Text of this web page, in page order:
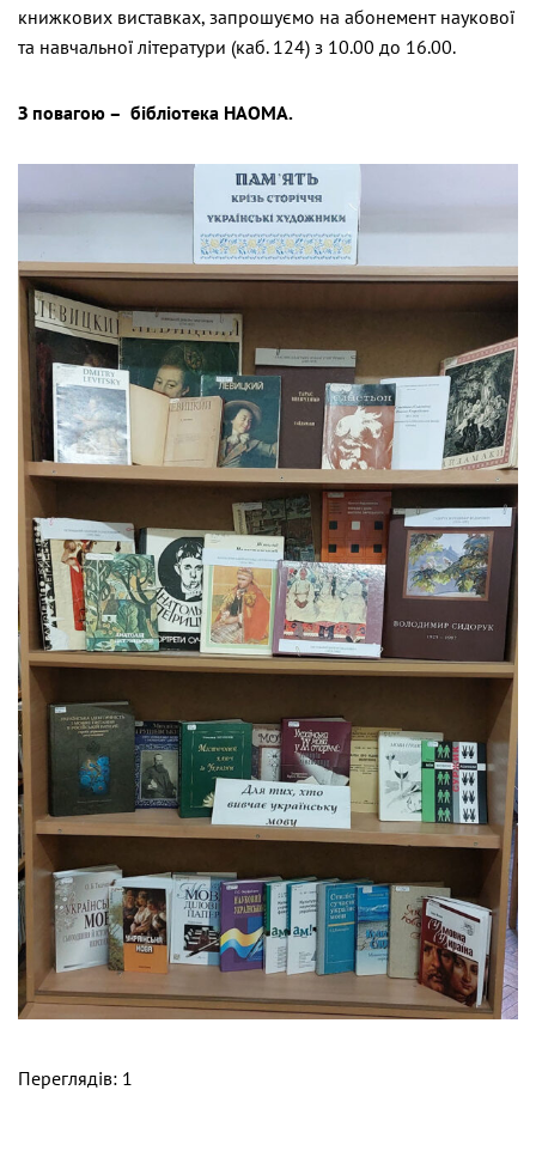
книжкових виставках, запрошуємо на абонемент наукової
та навчальної літератури (каб. 124) з 10.00 до 16.00.
З повагою – бібліотека НАОМА.
Переглядів: 1